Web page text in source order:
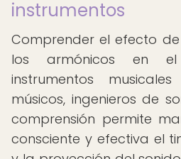
instrumentos
Comprender el efecto
los armónicos en
instrumentos
músicos, ingenieros de
comprensión permite
consciente y efectiva el